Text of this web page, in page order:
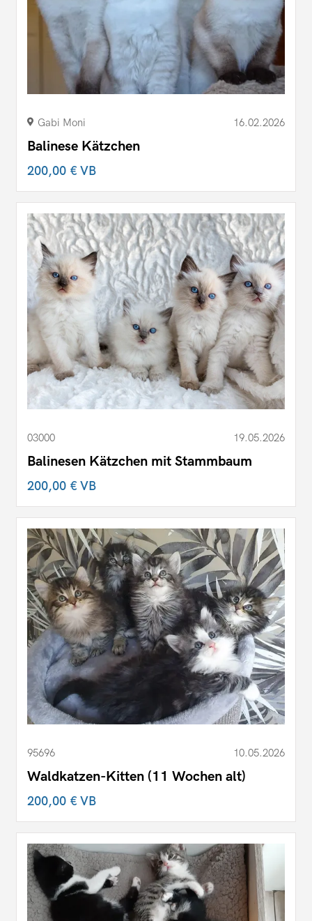
Gabi Moni 16.02.2026
Balinese Kätzchen
200,00 €VB
03000 19.05.2026
Balinesen Kätzchen mit Stammbaum
200,00 €VB
95696 10.05.2026
Waldkatzen-Kitten (11 Wochen alt)
200,00 €VB